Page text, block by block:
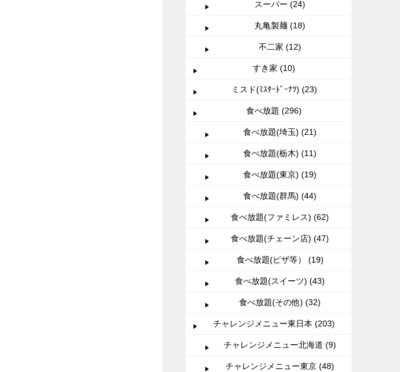
スーパー (24)
丸亀製麺 (18)
不二家 (12)
すき家 (10)
ミスド(ﾐｽﾀｰﾄﾞｰﾅﾂ) (23)
食べ放題 (296)
食べ放題(埼玉) (21)
食べ放題(栃木) (11)
食べ放題(東京) (19)
食べ放題(群馬) (44)
食べ放題(ファミレス) (62)
食べ放題(チェーン店) (47)
食べ放題(ピザ等） (19)
食べ放題(スイーツ) (43)
食べ放題(その他) (32)
チャレンジメニュー東日本 (203)
チャレンジメニュー北海道 (9)
チャレンジメニュー東京 (48)